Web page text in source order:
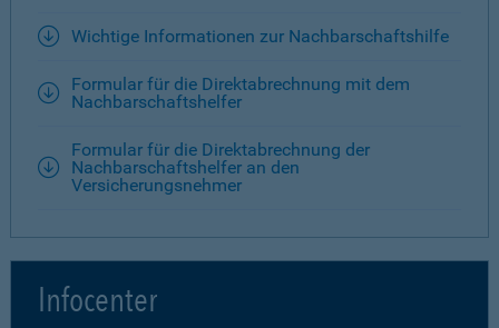
Wichtige Informationen zur Nachbarschaftshilfe
Formular für die Direktabrechnung mit dem
Nachbarschaftshelfer
Formular für die Direktabrechnung der
Nachbarschaftshelfer an den
Versicherungsnehmer
Infocenter